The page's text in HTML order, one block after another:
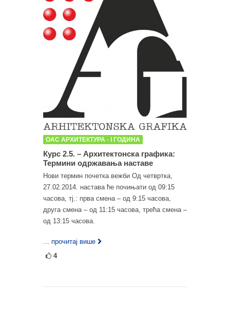
ОАС АРХИТЕКТУРА - I ГОДИНА
Курс 2.5. – Архитектонска графика:
Термини одржавања наставе
Нови термин почетка вежби Од четвртка,
27.02.2014. настава ће почињати од 09:15
часова, тј.: прва смена – од 9:15 часова,
друга смена – од 11:15 часова, трећа смена –
од 13:15 часова.
... прочитај више
4